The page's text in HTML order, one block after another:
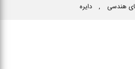
هندسی , دایره